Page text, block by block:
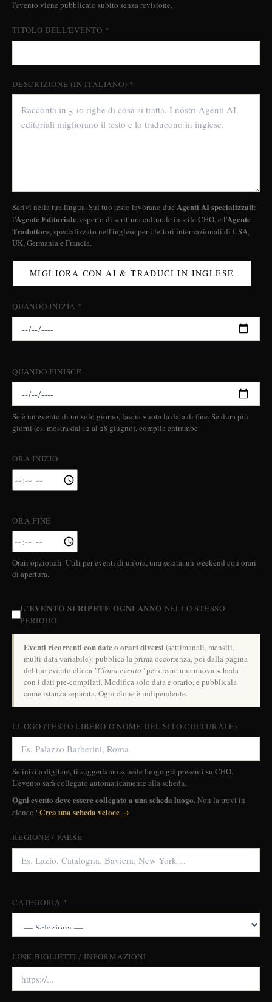
l'evento viene pubblicato subito senza revisione.
TITOLO DELL'EVENTO *
DESCRIZIONE (IN ITALIANO) *
Scrivi nella tua lingua. Sul tuo testo lavorano due Agenti AI specializzati:
l'Agente Editoriale, esperto di scrittura culturale in stile CHO, e l'Agente
Traduttore, specializzato nell'inglese per i lettori internazionali di USA,
UK, Germania e Francia.
MIGLIORA CON AI & TRADUCI IN INGLESE
QUANDO INIZIA *
QUANDO FINISCE
Se è un evento di un solo giorno, lascia vuota la data di fine. Se dura più
giorni (es. mostra dal 12 al 28 giugno), compila entrambe.
ORA INIZIO
ORA FINE
Orari opzionali. Utili per eventi di un'ora, una serata, un weekend con orari
di apertura.
L'EVENTO SI RIPETE OGNI ANNO NELLO STESSO
PERIODO
Eventi ricorrenti con date o orari diversi (settimanali, mensili,
multi-data variabile): pubblica la prima occorrenza, poi dalla pagina
del tuo evento clicca "Clona evento"per creare una nuova scheda
con i dati pre-compilati. Modifica solo data e orario, e pubblicala
come istanza separata. Ogni clone è indipendente.
LUOGO (TESTO LIBERO O NOME DEL SITO CULTURALE)
Se inizi a digitare, ti suggeriamo schede luogo già presenti su CHO.
L'evento sarà collegato automaticamente alla scheda.
Ogni evento deve essere collegato a una scheda luogo.Non la trovi in
elenco?Crea una scheda veloce →
REGIONE / PAESE
CATEGORIA *
LINK BIGLIETTI / INFORMAZIONI